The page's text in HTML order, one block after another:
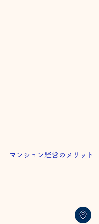
マンション経営のメリット